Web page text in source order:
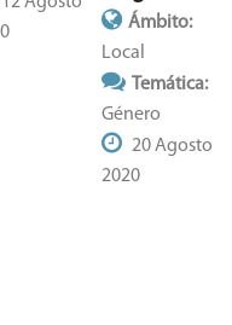
Ámbito:
Local
Temática:
Género
20 Agosto
2020